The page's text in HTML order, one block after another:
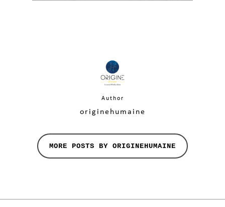
Author
originehumaine
MORE POSTS BY ORIGINEHUMAINE